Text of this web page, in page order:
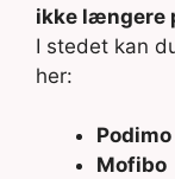
ikke længere
I stedet kan
her:
Podimo
Mofibo